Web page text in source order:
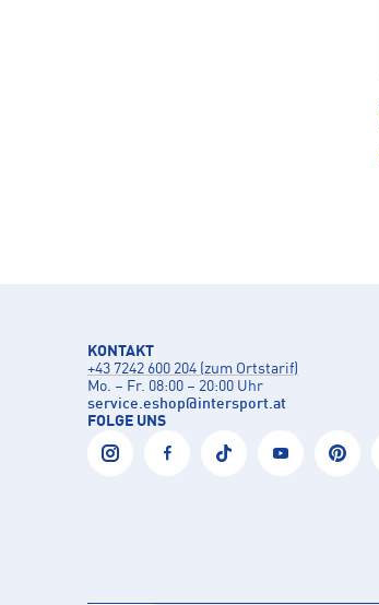
KONTAKT
+43 7242 600 204 (zum Ortstarif)
Mo. – Fr. 08:00 – 20:00 Uhr
service.eshop@intersport.at
FOLGE UNS